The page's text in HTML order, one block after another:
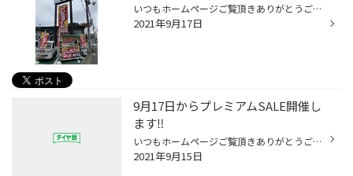
いつもホームページご覧頂きありがとうございます。 当店は堺市西区、13号線沿いにあるタイヤ館堺店です。 さぁ、いよいよ本日より『プレミアムSALE』 https://stg-premium-sale.herokuapp.com/ が始まります‼️ タイヤを買うなら今がチャンス‼️ 夏用タイヤもスタッドレスタイヤもプレミアム クーポ...
2021年9月17日
9月17日からプレミアムSALE開催し
ます‼️
いつもホームページご覧頂きありがとうございます。 当店は堺市西区、13号線沿いにあるタイヤ館堺店 です。 プレミアムSALEの開催まであと2日となりました‼️ タイヤ4本セットご購入で最大10000円引きの ※タイヤクーポンは一部対象外商品有ります。 タイヤ割引クーポンやオイル交換、ヘッドライト コ...
2021年9月15日